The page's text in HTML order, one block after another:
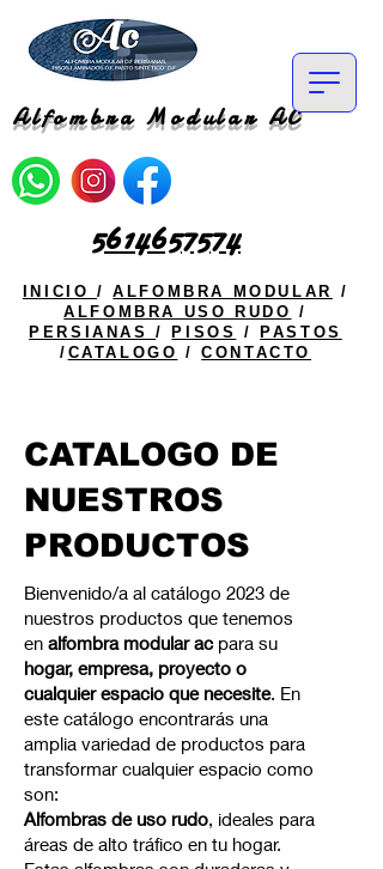
Alfombra Modular AC
5614657574
INICIO/ALFOMBRA MODULAR
/
ALFOMBRA USO RUDO /
PERSIANAS/ PISOS /
PASTOS
/ CATALOGO /CONTACTO
CATALOGO DE
NUESTROS
PRODUCTOS
Bienvenido/a al catálogo 2023 de
nuestros productos que tenemos
en alfombra modular acpara su
hogar, empresa, proyecto o
cualquier espacio que necesite. En
este catálogo encontrarás una
amplia variedad de productos para
transformar cualquier espacio como
son:
Alfombras de uso rudo, ideales para
áreas de alto tráfico en tu hogar.